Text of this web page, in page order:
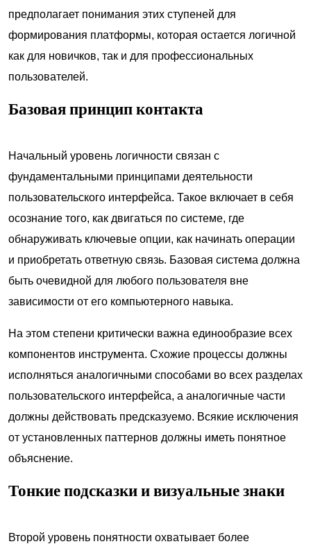
предполагает понимания этих ступеней для
формирования платформы, которая остается логичной
как для новичков, так и для профессиональных
пользователей.
Базовая принцип контакта
Начальный уровень логичности связан с
фундаментальными принципами деятельности
пользовательского интерфейса. Такое включает в себя
осознание того, как двигаться по системе, где
обнаруживать ключевые опции, как начинать операции
и приобретать ответную связь. Базовая система должна
быть очевидной для любого пользователя вне
зависимости от его компьютерного навыка.
На этом степени критически важна единообразие всех
компонентов инструмента. Схожие процессы должны
исполняться аналогичными способами во всех разделах
пользовательского интерфейса, а аналогичные части
должны действовать предсказуемо. Всякие исключения
от установленных паттернов должны иметь понятное
объяснение.
Тонкие подсказки и визуальные знаки
Второй уровень понятности охватывает более